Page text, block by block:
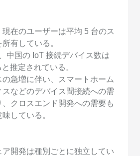
在のユーザーは平均 5 台のス
有している。
中国の IoT 接続デバイス数は
推定されている。
急増に伴い、スマートホーム
などのデバイス間接続への需
クロスエンド開発への需要も
している。
開発は種別ごとに独立してい